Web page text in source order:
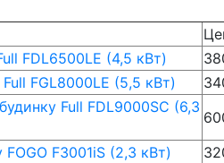
FDL6500LE (4,5 кВт)
FGL8000LE (5,5 кВт)
Full FDL9000SC (6,3
F3001iS (2,3 кВт)